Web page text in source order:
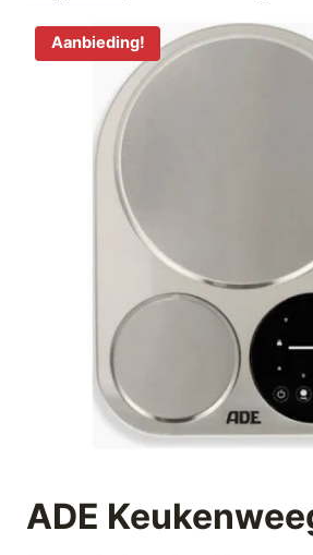
Aanbieding!
ADE